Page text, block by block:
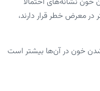
در معرض خطر قرار دارند،